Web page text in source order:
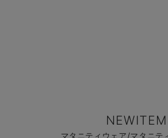
NEWITEM
マタニティウェア/マタニテ